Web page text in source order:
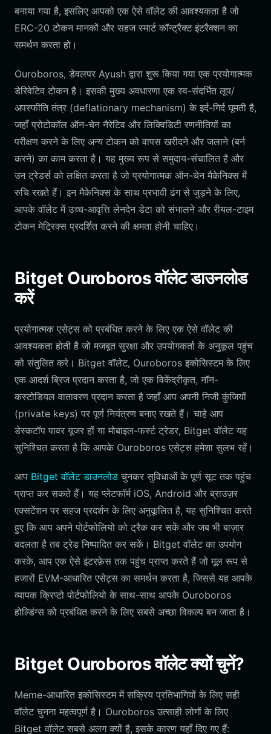
बनाया गया है, इसलिए आपको एक ऐसे वॉलेट की आवश्यकता है जो
ERC-20 टोकन मानकों और सहज स्मार्ट कॉन्ट्रैक्ट इंटरैक्शन का
समर्थन करता हो।
Ouroboros, डेवलपर Ayush द्वारा शुरू किया गया एक प्रयोगात्मक
डेरिवेटिव टोकन है। इसकी मुख्य अवधारणा एक स्व-संदर्भित लूप/
अपस्फीति तंत्र (deflationary mechanism) के इर्द-गिर्द घूमती है,
जहाँ प्रोटोकॉल ऑन-चेन नैरेटिव और लिक्विडिटी रणनीतियों का
परीक्षण करने के लिए अन्य टोकन को वापस खरीदने और जलाने (बर्न
करने) का काम करता है। यह मुख्य रूप से समुदाय-संचालित है और
उन ट्रेडर्स को लक्षित करता है जो प्रयोगात्मक ऑन-चेन मैकेनिक्स में
रुचि रखते हैं। इन मैकेनिक्स के साथ प्रभावी ढंग से जुड़ने के लिए,
आपके वॉलेट में उच्च-आवृत्ति लेनदेन डेटा को संभालने और रीयल-टाइम
टोकन मेट्रिक्स प्रदर्शित करने की क्षमता होनी चाहिए।
Bitget Ouroboros वॉलेट डाउनलोड
करें
प्रयोगात्मक एसेट्स को प्रबंधित करने के लिए एक ऐसे वॉलेट की
आवश्यकता होती है जो मजबूत सुरक्षा और उपयोगकर्ता के अनुकूल पहुंच
को संतुलित करे। Bitget वॉलेट, Ouroboros इकोसिस्टम के लिए
एक आदर्श ब्रिज प्रदान करता है, जो एक विकेंद्रीकृत, नॉन-
कस्टोडियल वातावरण प्रदान करता है जहाँ आप अपनी निजी कुंजियों
(private keys) पर पूर्ण नियंत्रण बनाए रखते हैं। चाहे आप
डेस्कटॉप पावर यूजर हों या मोबाइल-फर्स्ट ट्रेडर, Bitget वॉलेट यह
सुनिश्चित करता है कि आपके Ouroboros एसेट्स हमेशा सुलभ रहें।
आप Bitget वॉलेट डाउनलोड चुनकर सुविधाओं के पूर्ण सूट तक पहुंच
प्राप्त कर सकते हैं। यह प्लेटफॉर्म iOS, Android और ब्राउज़र
एक्सटेंशन पर सहज प्रदर्शन के लिए अनुकूलित है, यह सुनिश्चित करते
हुए कि आप अपने पोर्टफोलियो को ट्रैक कर सकें और जब भी बाज़ार
बदलता है तब ट्रेड निष्पादित कर सकें। Bitget वॉलेट का उपयोग
करके, आप एक ऐसे इंटरफ़ेस तक पहुंच प्राप्त करते हैं जो मूल रूप से
हजारों EVM-आधारित एसेट्स का समर्थन करता है, जिससे यह आपके
व्यापक क्रिप्टो पोर्टफोलियो के साथ-साथ आपके Ouroboros
होल्डिंग्स को प्रबंधित करने के लिए सबसे अच्छा विकल्प बन जाता है।
Bitget Ouroboros वॉलेट क्यों चुनें?
Meme-आधारित इकोसिस्टम में सक्रिय प्रतिभागियों के लिए सही
वॉलेट चुनना महत्वपूर्ण है। Ouroboros उत्साही लोगों के लिए
Bitget वॉलेट सबसे अलग क्यों है, इसके कारण यहाँ दिए गए हैं: